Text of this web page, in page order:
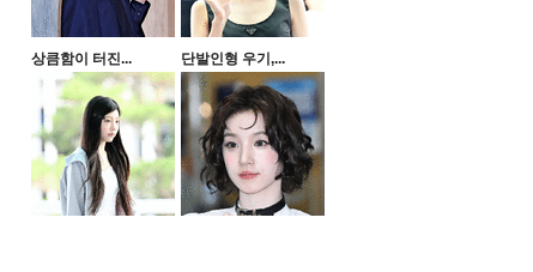
상큼함이 터진... 단발인형 우기,...